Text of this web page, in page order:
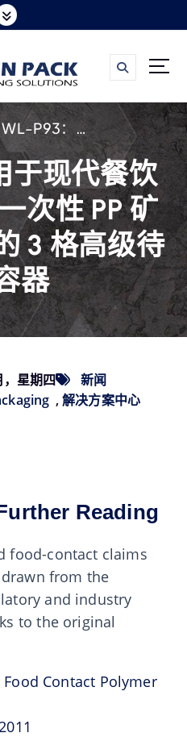
WL-P93：用于现代餐饮服务的高级一次性 PP 矿物容器制成的 3 格高级待用容器
于现代餐饮
次性 PP 矿
3 格高级待
器
星期四
新闻
,解决方案中心
Reading
food-contact claims
from the
and industry
to the original
Food Contact Polymer